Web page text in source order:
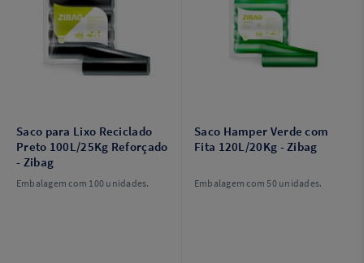
Saco para Lixo Reciclado
Preto 100L/25Kg Reforçado
- Zibag
Embalagem com 100 unidades.
Saco Hamper Verde com
Fita 120L/20Kg - Zibag
Embalagem com 50 unidades.